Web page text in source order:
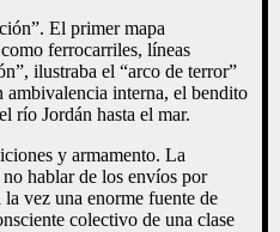
El primer mapa
ferrocarriles, líneas
ilustraba el “arco de terror”
ambivalencia interna, el bendito
río Jordán hasta el mar.
y armamento. La
hablar de los envíos por
vez una enorme fuente de
colectivo de una clase